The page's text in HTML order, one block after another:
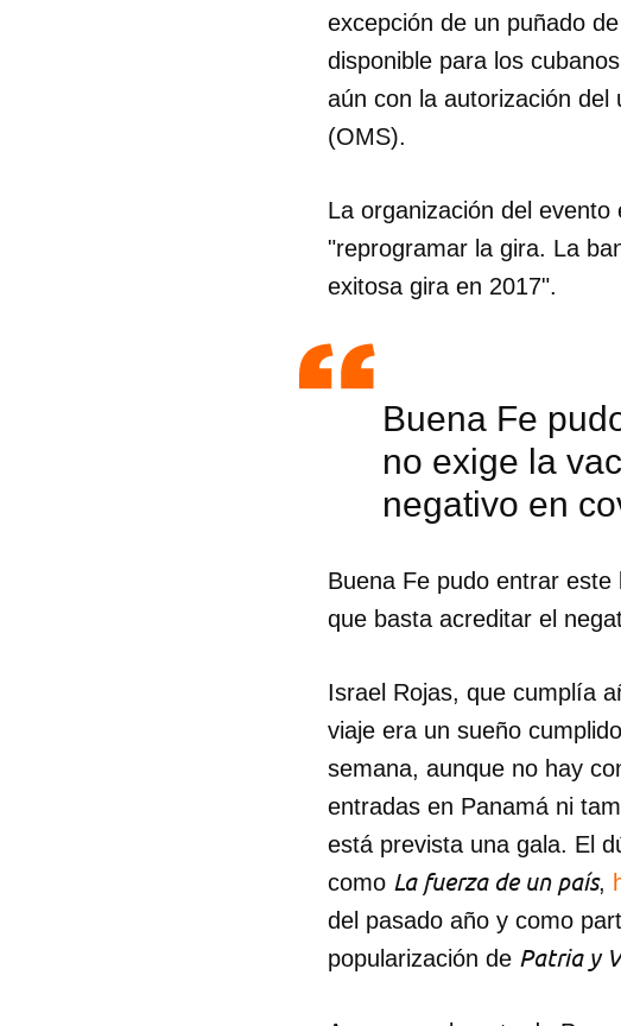
excepción de un puñado
disponible para los
aún con la autorización del
(OMS).
La organización del
"reprogramar la gira. La
exitosa gira en 2017".
Buena Fe
no exige la
negativo en
Buena Fe pudo entrar este
que basta acreditar el
Israel Rojas, que cumplía
viaje era un sueño
semana, aunque no hay
entradas en Panamá ni
está prevista una gala. El
como La fuerza de un país,
del pasado año y como
popularización de Patria y